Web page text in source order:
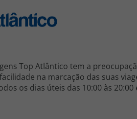
Top Atlântico tem a
na marcação das suas
os dias úteis das 10:00 às 20:00